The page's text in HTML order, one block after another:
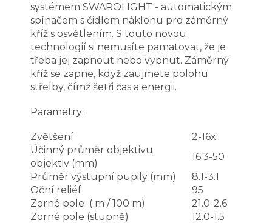
systémem SWAROLIGHT - automatickým
spínačem s čidlem náklonu pro záměrný
kříž s osvětlením. S touto novou
technologií si nemusíte pamatovat, že je
třeba jej zapnout nebo vypnut. Záměrný
kříž se zapne, když zaujmete polohu
střelby, čímž šetři čas a energii.
Parametry:
Zvětšení
2-16x
Účinný průměr objektivu
objektiv (mm)
16.3-50
Průměr výstupní pupily (mm)
8.1-3.1
Oční reliéf
95
Zorné pole ( m / 100 m)
21.0-2.6
Zorné pole (stupně)
12.0-1.5